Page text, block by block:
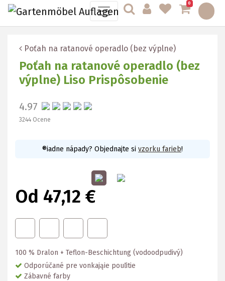
0
Poťah na ratanové operadlo (bez výplne)
Poťah na ratanové operadlo (bez
výplne) Liso Prispôsobenie
4.97
3244 Ocene
®iadne nápady? Objednajte si vzorku farieb!
Od 47,12 €
100 % Dralon + Teflon-Beschichtung (vodoodpudivý)
Odporúčané pre vonkająie pouľitie
Zábavné farby